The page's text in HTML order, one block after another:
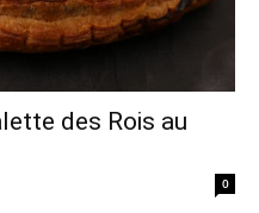
des Rois au
0